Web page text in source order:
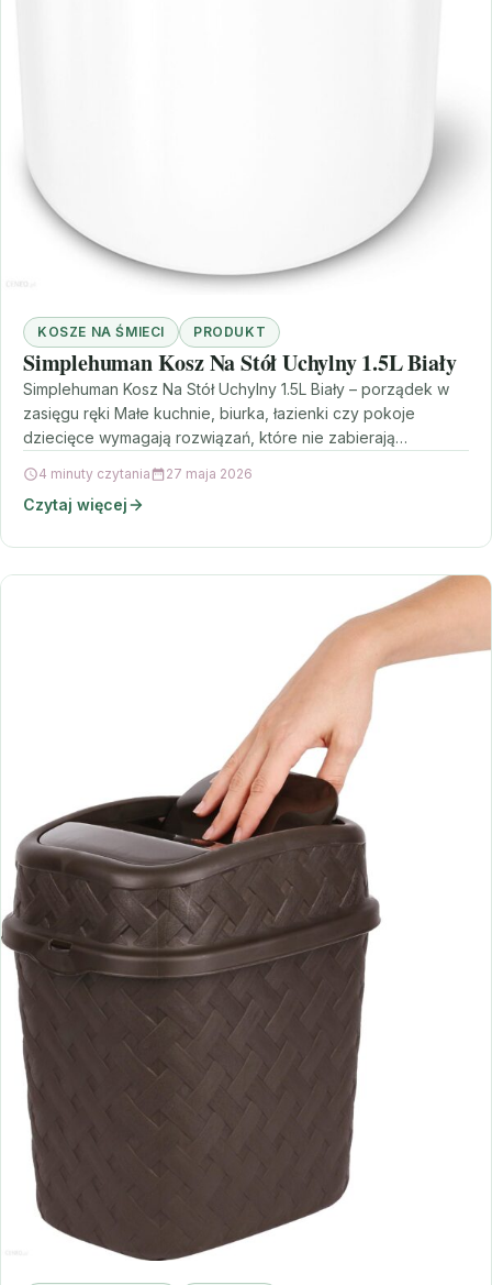
KOSZE NA ŚMIECI PRODUKT
Simplehuman Kosz Na Stół Uchylny 1.5L Biały
Simplehuman Kosz Na Stół Uchylny 1.5L Biały – porządek w
zasięgu ręki Małe kuchnie, biurka, łazienki czy pokoje
dziecięce wymagają rozwiązań, które nie zabierają…
4 minuty czytania 27 maja 2026
Czytaj więcej